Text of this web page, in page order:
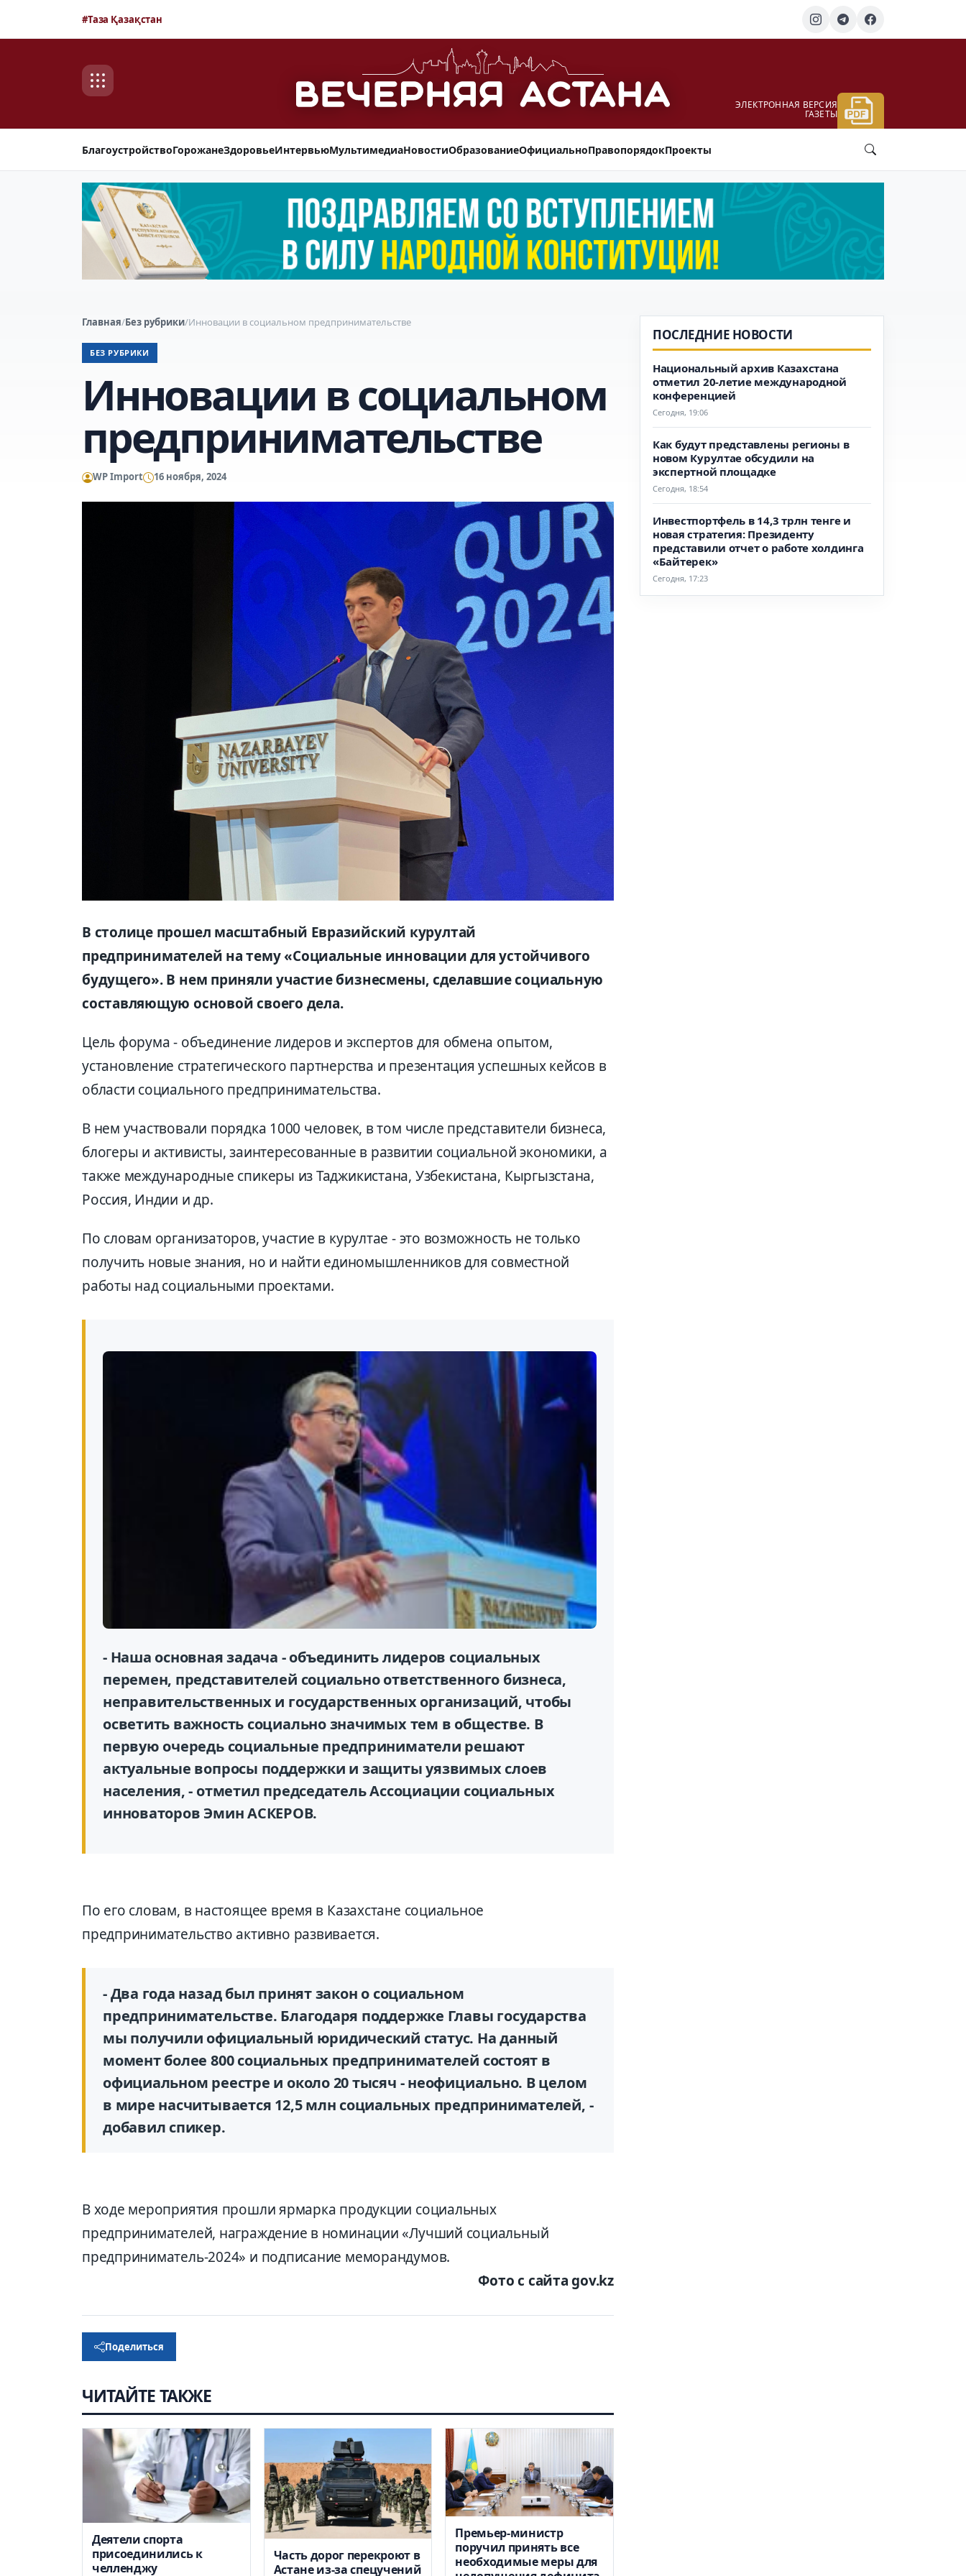
#Таза Қазақстан
ЭЛЕКТРОННАЯ ВЕРСИЯ
ГАЗЕТЫ
БлагоустройствоГорожанеЗдоровьеИнтервьюМультимедиаНовостиОбразованиеОфициальноПравопорядокПроекты
Главная/Без рубрики/Инновации в социальном предпринимательстве
БЕЗ РУБРИКИ
Инновации в социальном
предпринимательстве
WP Import 16 ноября, 2024
В столице прошел масштабный Евразийский курултай
предпринимателей на тему «Социальные инновации для устойчивого
будущего». В нем приняли участие бизнесмены, сделавшие социальную
составляющую основой своего дела.
Цель форума - объединение лидеров и экспертов для обмена опытом,
установление стратегического партнерства и презентация успешных кейсов в
области социального предпринимательства.
В нем участвовали порядка 1000 человек, в том числе представители бизнеса,
блогеры и активисты, заинтересованные в развитии социальной экономики, а
также международные спикеры из Таджикистана, Узбекистана, Кыргызстана,
Россия, Индии и др.
По словам организаторов, участие в курултае - это возможность не только
получить новые знания, но и найти единомышленников для совместной
работы над социальными проектами.
- Наша основная задача - объединить лидеров социальных
перемен, представителей социально ответственного бизнеса,
неправительственных и государственных организаций, чтобы
осветить важность социально значимых тем в обществе. В
первую очередь социальные предприниматели решают
актуальные вопросы поддержки и защиты уязвимых слоев
населения, - отметил председатель Ассоциации социальных
инноваторов Эмин АСКЕРОВ.
По его словам, в настоящее время в Казахстане социальное
предпринимательство активно развивается.
- Два года назад был принят закон о социальном
предпринимательстве. Благодаря поддержке Главы государства
мы получили официальный юридический статус. На данный
момент более 800 социальных предпринимателей состоят в
официальном реестре и около 20 тысяч - неофициально. В целом
в мире насчитывается 12,5 млн социальных предпринимателей, -
добавил спикер.
В ходе мероприятия прошли ярмарка продукции социальных
предпринимателей, награждение в номинации «Лучший социальный
предприниматель-2024» и подписание меморандумов.
Фото с сайта gov.kz
Поделиться
ЧИТАЙТЕ ТАКЖЕ
Деятели спорта
присоединились к
челленджу
Часть дорог перекроют в
Астане из-за спецучений
Премьер-министр
поручил принять все
необходимые меры для
ПОСЛЕДНИЕ НОВОСТИ
Национальный архив Казахстана
отметил 20-летие международной
конференцией
Сегодня, 19:06
Как будут представлены регионы в
новом Курултае обсудили на
экспертной площадке
Сегодня, 18:54
Инвестпортфель в 14,3 трлн тенге и
новая стратегия: Президенту
представили отчет о работе холдинга
«Байтерек»
Сегодня, 17:23